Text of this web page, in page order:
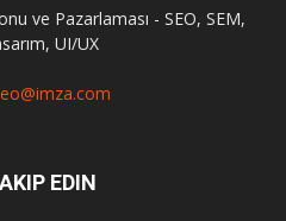
ve Pazarlaması - SEO, SEM,
UI/UX
EDIN